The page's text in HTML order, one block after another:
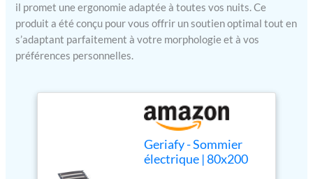
il promet une ergonomie adaptée à toutes vos nuits. Ce
produit a été conçu pour vous offrir un soutien optimal tout en
s’adaptant parfaitement à votre morphologie et à vos
préférences personnelles.
Geriafy - Sommier
électrique | 80x200